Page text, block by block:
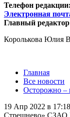
Телефон редакции:
Электронная
Главный
Королькова Юлия
Главная
Все новости
Осторожно –
19 Апр 2022 в 17:18
Стрешнево» СЗАО